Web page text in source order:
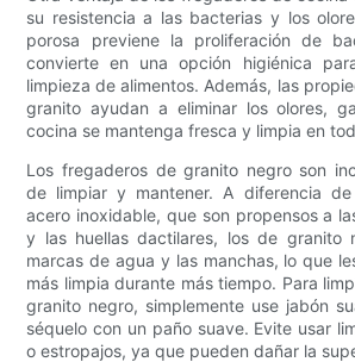
su resistencia a las bacterias y los
porosa previene la proliferación de
convierte en una opción higiénica
limpieza de alimentos. Además, las
granito ayudan a eliminar los olores,
cocina se mantenga fresca y limpia en
Los fregaderos de granito negro son
de limpiar y mantener. A diferencia
acero inoxidable, que son propensos a
y las huellas dactilares, los de granito
marcas de agua y las manchas, lo que
más limpia durante más tiempo. Para
granito negro, simplemente use jabón
séquelo con un paño suave. Evite usar
o estropajos, ya que pueden dañar la